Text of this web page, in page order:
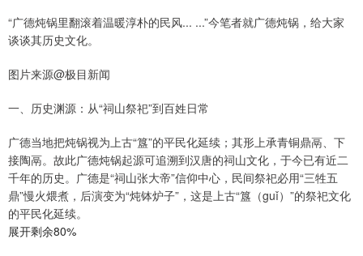
“广德炖锅里翻滚着温暖淳朴的民风... ...”今笔者就广德炖锅，给大家
谈谈其历史文化。
图片来源@极目新闻
一、历史渊源：从“祠山祭祀”到百姓日常
广德当地把炖锅视为上古“簋”的平民化延续；其形上承青铜鼎鬲、下
接陶鬲。故此广德炖锅起源可追溯到汉唐的祠山文化，于今已有近二
千年的历史。广德是“祠山张大帝”信仰中心，民间祭祀必用“三牲五
鼎”慢火煨煮，后演变为“炖钵炉子”，这是上古“簋（guǐ）”的祭祀文化
的平民化延续。
展开剩余80%